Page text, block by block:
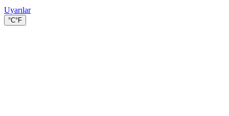
Uyarılar
°C°F